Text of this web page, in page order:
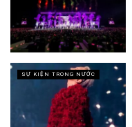
SỰ KIỆN TRONG NƯỚC